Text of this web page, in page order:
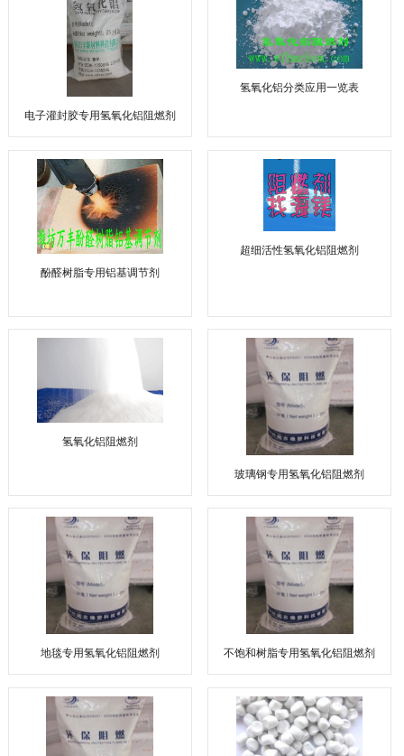
电子灌封胶专用氢氧化铝阻燃剂
氢氧化铝分类应用一览表
酚醛树脂专用铝基调节剂
超细活性氢氧化铝阻燃剂
氢氧化铝阻燃剂
玻璃钢专用氢氧化铝阻燃剂
地毯专用氢氧化铝阻燃剂 不饱和树脂专用氢氧化铝阻燃剂